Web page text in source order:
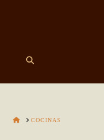
HOMECOCINAS